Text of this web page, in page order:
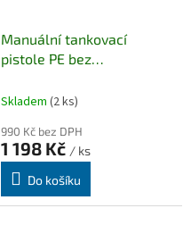
Manuální tankovací
pistole PE bez
Skladem (2 ks)
990 Kč bez DPH
1 198 Kč / ks
Do košíku